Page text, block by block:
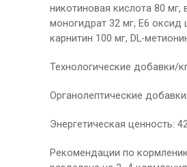
никотиновая кислота 80 мг,
моногидрат 32 мг, Е6 оксид
карнитин 100 мг, DL-
Технологические добавки/
Органолептические
Энергетическая ценность:
Рекомендации по